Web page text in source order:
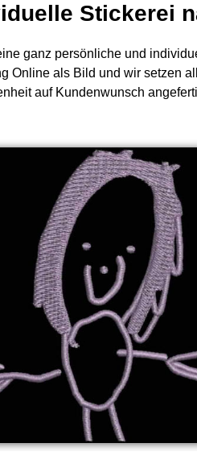
Stickerei
ganz persönliche und
Online als Bild und wir setzen
auf Kundenwunsch